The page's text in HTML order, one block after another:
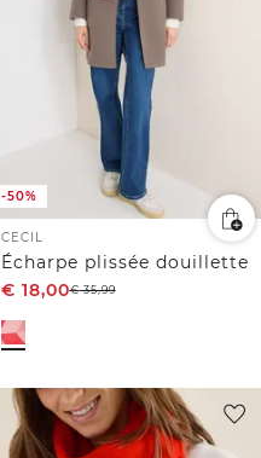
-50%
CECIL
Écharpe plissée douillette
€ 18,00€35,99